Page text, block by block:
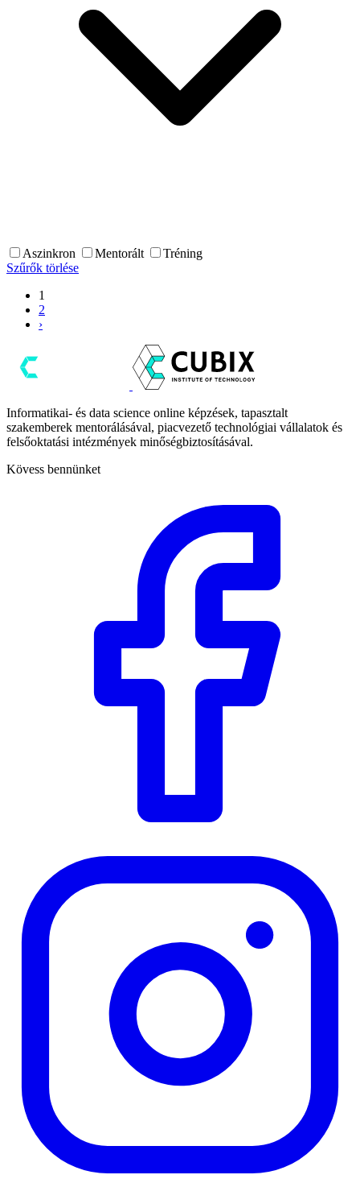
Aszinkron Mentorált
Tréning
Szűrők törlése
1
2
›
Informatikai- és data science online képzések, tapasztalt
szakemberek mentorálásával, piacvezető technológiai vállalatok és
felsőoktatási intézmények minőségbiztosításával.
Kövess bennünket